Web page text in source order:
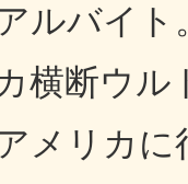
ルバイ
横断ウ
メリカ